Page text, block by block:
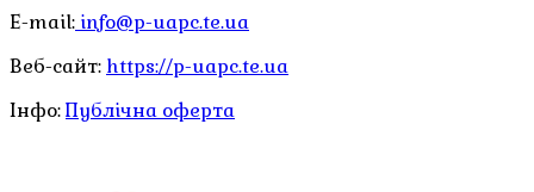
E-mail: info@p-uapc.te.ua
Веб-сайт: https://p-uapc.te.ua
Інфо:Публічна оферта